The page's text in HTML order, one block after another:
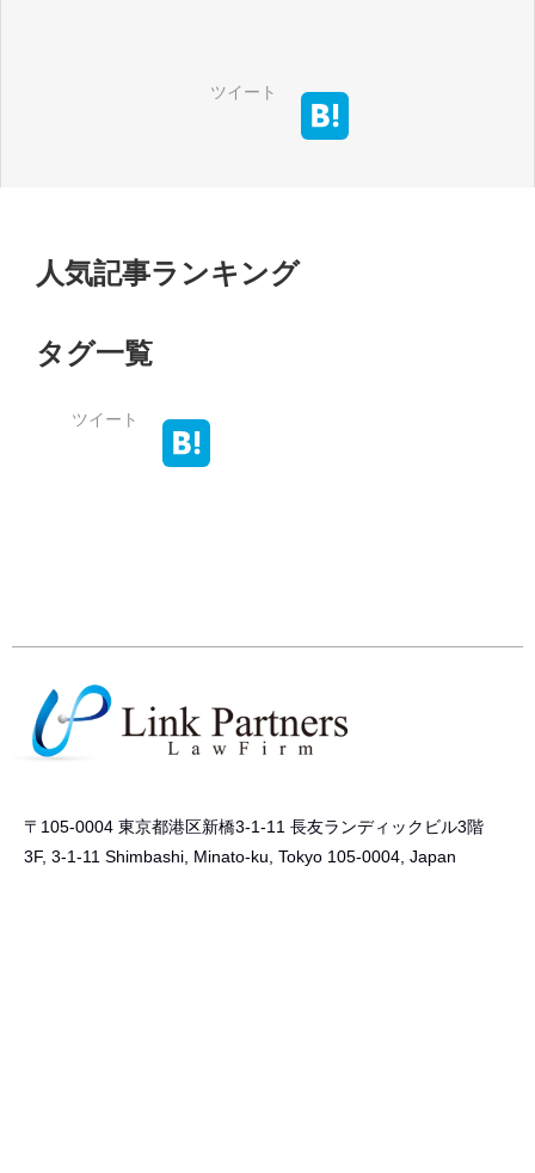
ツイート
人気記事ランキング
タグ一覧
ツイート
〒105-0004 東京都港区新橋3-1-11 長友ランディックビル3階
3F, 3-1-11 Shimbashi, Minato-ku, Tokyo 105-0004, Japan